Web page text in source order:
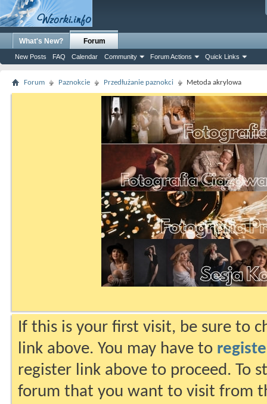
What's New? Forum
New Posts FAQ Calendar Community Forum Actions Quick Links
Forum Paznokcie Przedłużanie paznokci Metoda akrylowa
If this is your first visit, be sure to
link above. You may have to
register link above to proceed. To
forum that you want to visit from